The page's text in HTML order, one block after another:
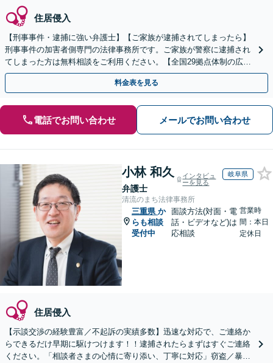
住居侵入
【刑事事件・逮捕に強い弁護士】【ご家族が逮捕されてしまったら】
刑事事件の加害者側専門の法律事務所です。ご家族が警察に逮捕され
てしまった方は無料相談をご利用ください。【全国29拠点体制の広域
対応】【弁護士待機中/当日中の電話相談可(予約制)】
料金表を見る
電話でお問い合わせ メールでお問い合わせ
小林 和久
弁護士
インタビュ
ーを見る
岐阜県
清流のまち法律事務所
三重県 か
らも相談
受付中
面談方法(対面・電
話・ビデオなど)は
応相談
営業時
間：本日
定休日
住居侵入
【示談交渉の経験豊富／不起訴の実績多数】迅速な対応で、ご連絡か
らできるだけ早期に駆けつけます！！逮捕されたらまずはすぐご連絡
ください。「相談者さまの心情に寄り添い、丁寧に対応」窃盗／暴